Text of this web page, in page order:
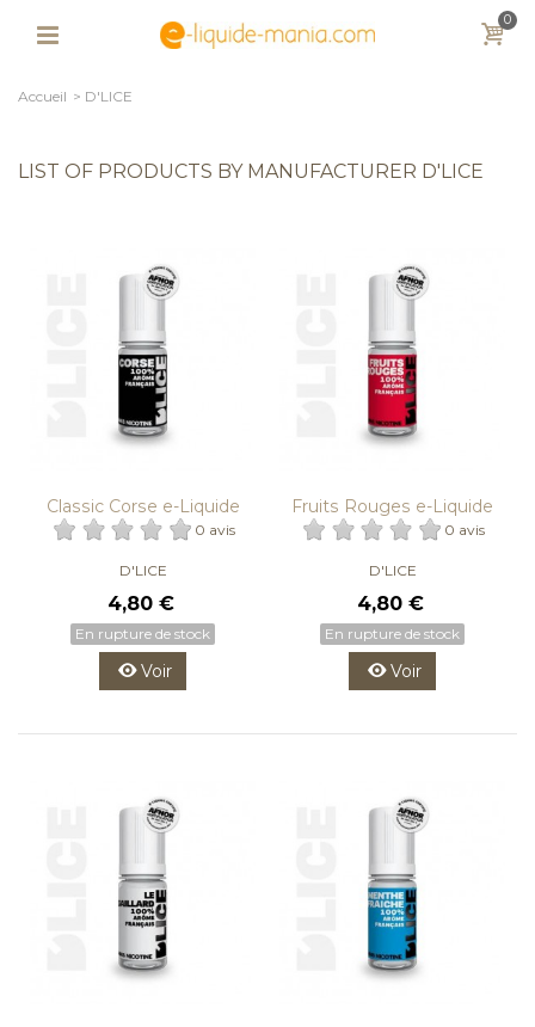
0
Accueil > D'LICE
LIST OF PRODUCTS BY MANUFACTURER D'LICE
Classic Corse e-Liquide
D'LICE
0 avis
D'LICE
4,80 €
En rupture de stock
Voir
Fruits Rouges e-Liquide
D'LICE
0 avis
D'LICE
4,80 €
En rupture de stock
Voir